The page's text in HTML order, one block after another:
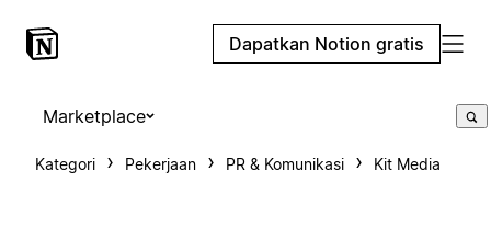
Dapatkan Notion gratis
Marketplace
Kategori Pekerjaan PR & Komunikasi Kit Media